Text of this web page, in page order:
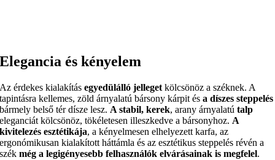
Elegancia és kényelem
Az érdekes kialakításegyedülálló jelleget kölcsönöz a széknek. A
tapintásra kellemes, zöld árnyalatú bársony kárpit ésa díszes steppelés
bármely belső tér dísze lesz. A stabil, kerek, arany árnyalatútalp
eleganciát kölcsönöz, tökéletesen illeszkedve a bársonyhoz. A
kivitelezés esztétikája, a kényelmesen elhelyezett karfa, az
ergonómikusan kialakított háttámla és az esztétikus steppelés révén a
székmég a legigényesebb felhasználók elvárásainak is megfelel.